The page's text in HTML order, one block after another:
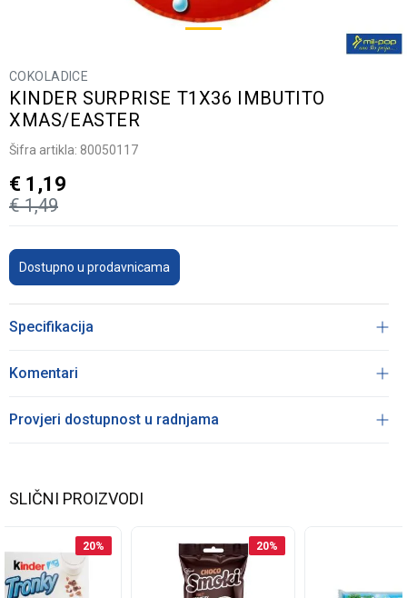
COKOLADICE
KINDER SURPRISE T1X36 IMBUTITO
XMAS/EASTER
Šifra artikla: 80050117
€ 1,49
€ 1,19
Dostupno u prodavnicama
Specifikacija
Komentari
Provjeri dostupnost u radnjama
SLIČNI PROIZVODI
20% 20%